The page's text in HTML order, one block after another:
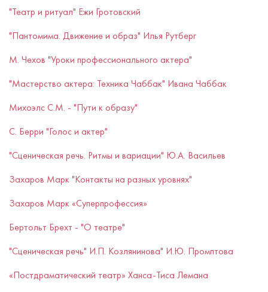
"Театр и ритуал" Ежи Гротовский
"Пантомима. Движение и образ" Илья Рутберг​​​​​​​
​​​​​​​М. Чехов "Уроки профессионального актера"
"Мастерство актера: Техника Чаббак" Ивана Чаббак
Михоэлс С.М. - "Пути к образу"
С. Берри "Голос и актер"
"Сценическая речь. Ритмы и вариации" Ю.А. Васильев
Захаров Марк "Контакты на разных уровнях"
Захаров Марк «Суперпрофессия»
Бертольт Брехт - "О театре"
"Сценическая речь" И.П. Козлянинова" И.Ю. Промптова
«Постдраматический театр» Ханса-Тиса Лемана